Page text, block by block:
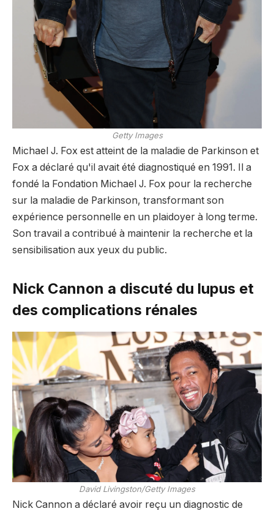
Getty Images
Michael J. Fox est atteint de la maladie de Parkinson et
Fox a déclaré qu'il avait été diagnostiqué en 1991. Il a
fondé la Fondation Michael J. Fox pour la recherche
sur la maladie de Parkinson, transformant son
expérience personnelle en un plaidoyer à long terme.
Son travail a contribué à maintenir la recherche et la
sensibilisation aux yeux du public.
Nick Cannon a discuté du lupus et
des complications rénales
David Livingston/Getty Images
Nick Cannon a déclaré avoir reçu un diagnostic de